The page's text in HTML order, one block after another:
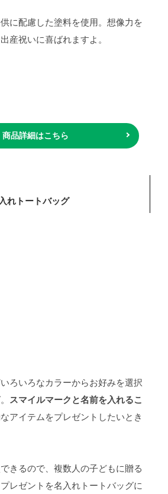
に配慮した塗料を使用。想像力を
産祝いに喜ばれますよ。
商品詳細はこちら
れトートバッグ
ろいろなカラーからお好みを選択
スマイルマークと名前を入れるこ
アイテムをプレゼントしたいとき
きるので、複数人の子どもに贈る
レゼントを名入れトートバッグに